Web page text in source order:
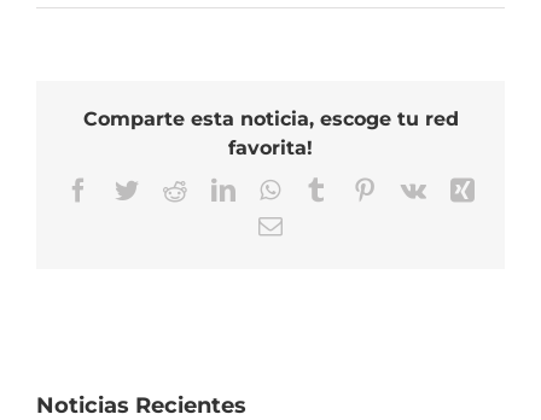
Comparte esta noticia, escoge tu red
favorita!
Facebook
TwitterRedditLinkedInWhatsApp
TumblrPinterest
Vk
Correo
Noticias Recientes